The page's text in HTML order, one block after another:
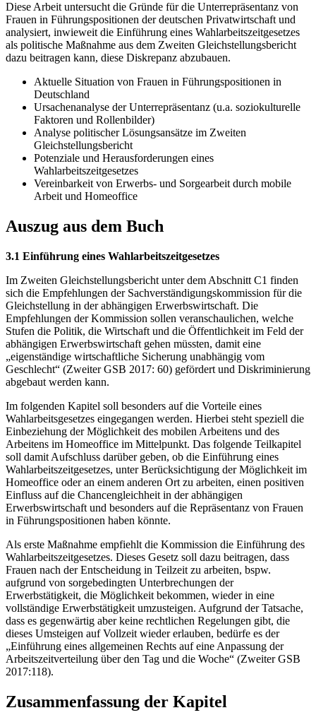
Diese Arbeit untersucht die Gründe für die Unterrepräsentanz von
Frauen in Führungspositionen der deutschen Privatwirtschaft und
analysiert, inwieweit die Einführung eines Wahlarbeitszeitgesetzes
als politische Maßnahme aus dem Zweiten Gleichstellungsbericht
dazu beitragen kann, diese Diskrepanz abzubauen.
Aktuelle Situation von Frauen in Führungspositionen in
Deutschland
Ursachenanalyse der Unterrepräsentanz (u.a. soziokulturelle
Faktoren und Rollenbilder)
Analyse politischer Lösungsansätze im Zweiten
Gleichstellungsbericht
Potenziale und Herausforderungen eines
Wahlarbeitszeitgesetzes
Vereinbarkeit von Erwerbs- und Sorgearbeit durch mobile
Arbeit und Homeoffice
Auszug aus dem Buch
3.1 Einführung eines Wahlarbeitszeitgesetzes
Im Zweiten Gleichstellungsbericht unter dem Abschnitt C1 finden
sich die Empfehlungen der Sachverständigungskommission für die
Gleichstellung in der abhängigen Erwerbswirtschaft. Die
Empfehlungen der Kommission sollen veranschaulichen, welche
Stufen die Politik, die Wirtschaft und die Öffentlichkeit im Feld der
abhängigen Erwerbswirtschaft gehen müssten, damit eine
„eigenständige wirtschaftliche Sicherung unabhängig vom
Geschlecht“ (Zweiter GSB 2017: 60) gefördert und Diskriminierung
abgebaut werden kann.
Im folgenden Kapitel soll besonders auf die Vorteile eines
Wahlarbeitsgesetzes eingegangen werden. Hierbei steht speziell die
Einbeziehung der Möglichkeit des mobilen Arbeitens und des
Arbeitens im Homeoffice im Mittelpunkt. Das folgende Teilkapitel
soll damit Aufschluss darüber geben, ob die Einführung eines
Wahlarbeitszeitgesetzes, unter Berücksichtigung der Möglichkeit im
Homeoffice oder an einem anderen Ort zu arbeiten, einen positiven
Einfluss auf die Chancengleichheit in der abhängigen
Erwerbswirtschaft und besonders auf die Repräsentanz von Frauen
in Führungspositionen haben könnte.
Als erste Maßnahme empfiehlt die Kommission die Einführung des
Wahlarbeitszeitgesetzes. Dieses Gesetz soll dazu beitragen, dass
Frauen nach der Entscheidung in Teilzeit zu arbeiten, bspw.
aufgrund von sorgebedingten Unterbrechungen der
Erwerbstätigkeit, die Möglichkeit bekommen, wieder in eine
vollständige Erwerbstätigkeit umzusteigen. Aufgrund der Tatsache,
dass es gegenwärtig aber keine rechtlichen Regelungen gibt, die
dieses Umsteigen auf Vollzeit wieder erlauben, bedürfe es der
„Einführung eines allgemeinen Rechts auf eine Anpassung der
Arbeitszeitverteilung über den Tag und die Woche“ (Zweiter GSB
2017:118).
Zusammenfassung der Kapitel